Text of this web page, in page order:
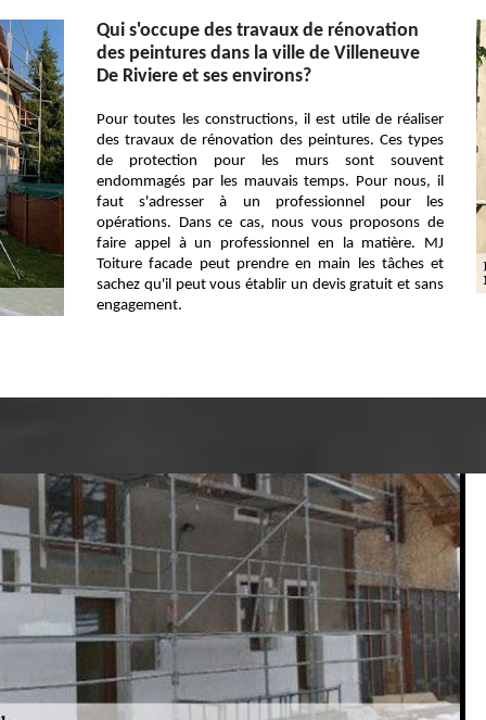
Qui s'occupe des travaux de rénovation
des peintures dans la ville de Villeneuve
De Riviere et ses environs?
Pour toutes les constructions, il est utile de réaliser
des travaux de rénovation des peintures. Ces types
de protection pour les murs sont souvent
endommagés par les mauvais temps. Pour nous, il
faut s'adresser à un professionnel pour les
opérations. Dans ce cas, nous vous proposons de
faire appel à un professionnel en la matière. MJ
Toiture facade peut prendre en main les tâches et
sachez qu'il peut vous établir un devis gratuit et sans
engagement.